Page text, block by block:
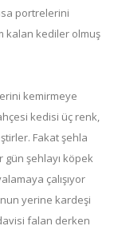
portrelerini
kalan kediler olmuş
kemirmeye
kedisi üç renk,
Fakat şehla
gün şehlayı köpek
çalışıyor
yerine kardeşi
falan derken